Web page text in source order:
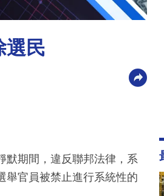
選民
默期間，違反聯邦法律，系
舉官員被禁止進行系統性的